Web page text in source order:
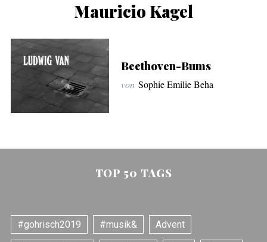
Mauricio Kagel
Beethoven-Bums
von Sophie Emilie Beha
TOP 50 TAGS
#gohrisch2019 #musik& Advent